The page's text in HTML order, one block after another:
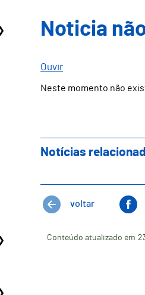
Noticia
Ouvir
Neste momento não
Notícias
voltar
Conteúdo atualizado em